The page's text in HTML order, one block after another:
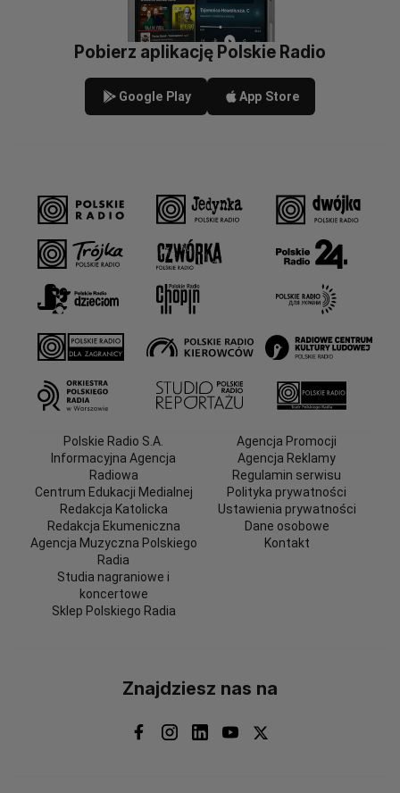
Pobierz aplikację Polskie Radio
Google Play App Store
Polskie Radio S.A.
Informacyjna Agencja
Radiowa
Centrum Edukacji Medialnej
Redakcja Katolicka
Redakcja Ekumeniczna
Agencja Muzyczna Polskiego
Radia
Studia nagraniowe i
koncertowe
Sklep Polskiego Radia
Agencja Promocji
Agencja Reklamy
Regulamin serwisu
Polityka prywatności
Ustawienia prywatności
Dane osobowe
Kontakt
Znajdziesz nas na